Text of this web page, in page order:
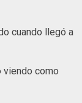
cuando llegó a
viendo como